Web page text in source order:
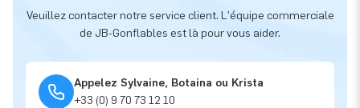
Veuillez contacter notre service client. L'équipe commerciale
de JB-Gonflables est là pour vous aider.
Appelez Sylvaine, Botaina ou Krista
+33 (0) 9 70 73 12 10